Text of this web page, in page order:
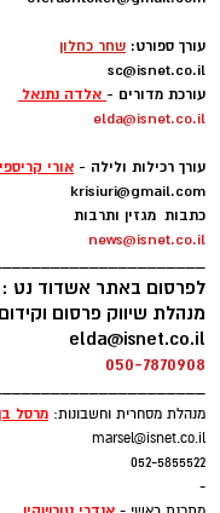
הציגו בפניהם את
המקצועי והסבירו
ביטחון הציבור.
אחד מרגעי השיא
החווייתית,
התנסו בכריזה מתוך
אחד חלק מעבודת
עורך ספורט: שחר כחלון
sc@isnet.co.il
עורכת מדורים - אלדה נתנאל
elda@isnet.co.il
עורך רכילות ולילה - אורי
krisiuri@gmail.com
כתבות מגזין ותרבות
news@isnet.co.il
לפרסום באתר אשדוד נט :
מנהלת שיווק פרסום
elda@isnet.co.il
050-7870908
מנהלת מסחרית וחשבונות: מרסל
marsel@isnet.co.il
052-5855522
-